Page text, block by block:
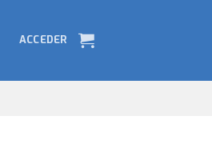
ACCEDER